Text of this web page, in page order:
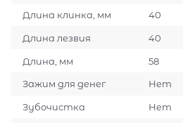
Длина клинка, мм 40
Длина лезвия 40
Длина, мм 58
Зажим для денег Нет
Зубочистка Нет